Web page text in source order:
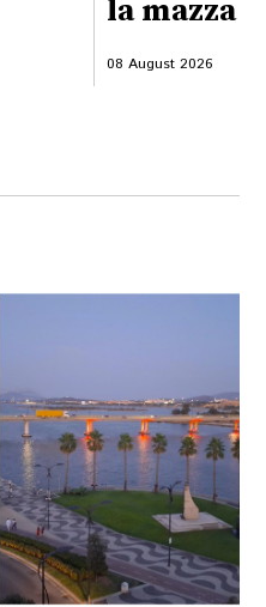
la mazza
08 August 2026